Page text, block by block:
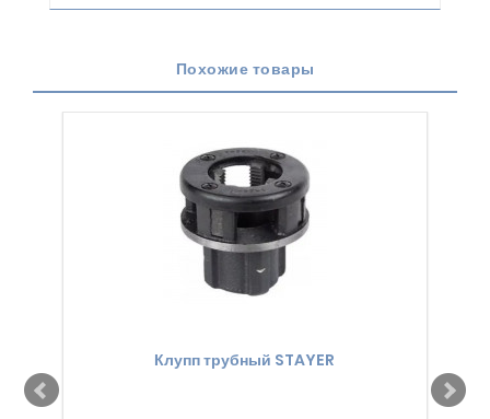
Похожие товары
Клупп трубный STAYER